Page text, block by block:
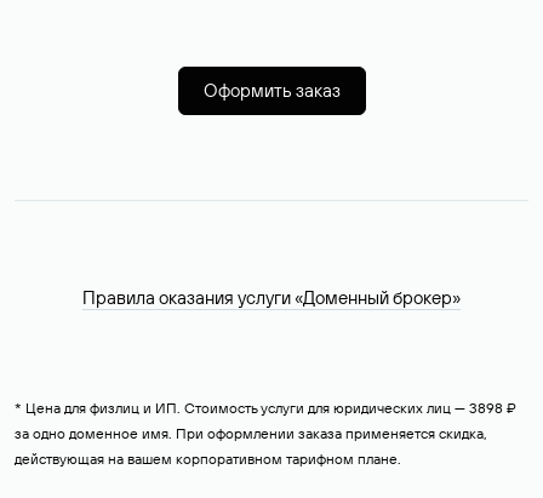
Оформить заказ
Правила оказания услуги «Доменный брокер»
* Цена для физлиц и ИП. Стоимость услуги для юридических лиц — 3898 ₽
за одно доменное имя. При оформлении заказа применяется скидка,
действующая на вашем корпоративном тарифном плане.